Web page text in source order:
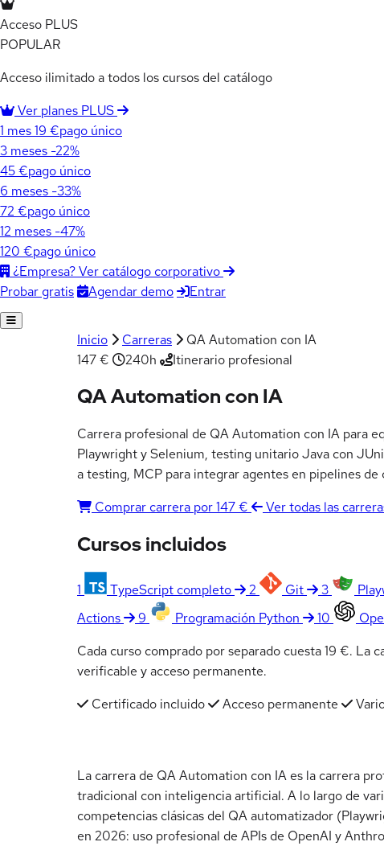
Acceso PLUS
POPULAR
Acceso ilimitado a todos los cursos del catálogo
Ver planes PLUS
1 mes19 €pago único
3 meses -22%
45 €pago único
6 meses -33%
72 €pago único
12 meses -47%
120 €pago único
¿Empresa? Ver catálogo corporativo
Probar gratis
Agendar demo Entrar
Inicio Carreras
QA Automation con IA
147 €
240h Itinerario profesional
QA Automation con IA
Carrera profesional de QA Automation con IA para
Playwright y Selenium, testing unitario Java con
a testing, MCP para integrar agentes en pipelines
Comprar carrera por 147 €
Ver todas las
Cursos incluidos
1 TypeScript completo 2 Git 3
Actions
9 Programación Python 10
Cada curso comprado por separado cuesta 19 €.
verificable y acceso permanente.
Certificado incluido
Acceso permanente
La carrera de QA Automation con IA es la carrera
tradicional con inteligencia artificial. A lo largo de
competencias clásicas del QA automatizador
en 2026: uso profesional de APIs de OpenAI y